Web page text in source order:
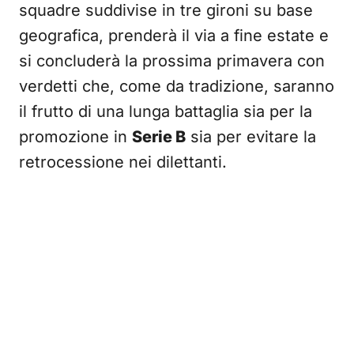
squadre suddivise in tre gironi su base
geografica, prenderà il via a fine estate e
si concluderà la prossima primavera con
verdetti che, come da tradizione, saranno
il frutto di una lunga battaglia sia per la
promozione in Serie B sia per evitare la
retrocessione nei dilettanti.